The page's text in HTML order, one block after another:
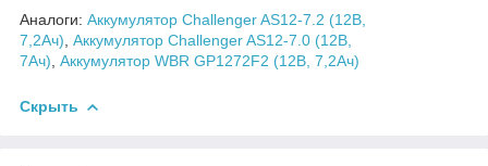
Аналоги: Аккумулятор Challenger AS12-7.2 (12В,
7,2Ач) Аккумулятор Challenger AS12-7.0 (12В,
7Ач) Аккумулятор WBR GP1272F2 (12В, 7,2Ач)
Скрыть